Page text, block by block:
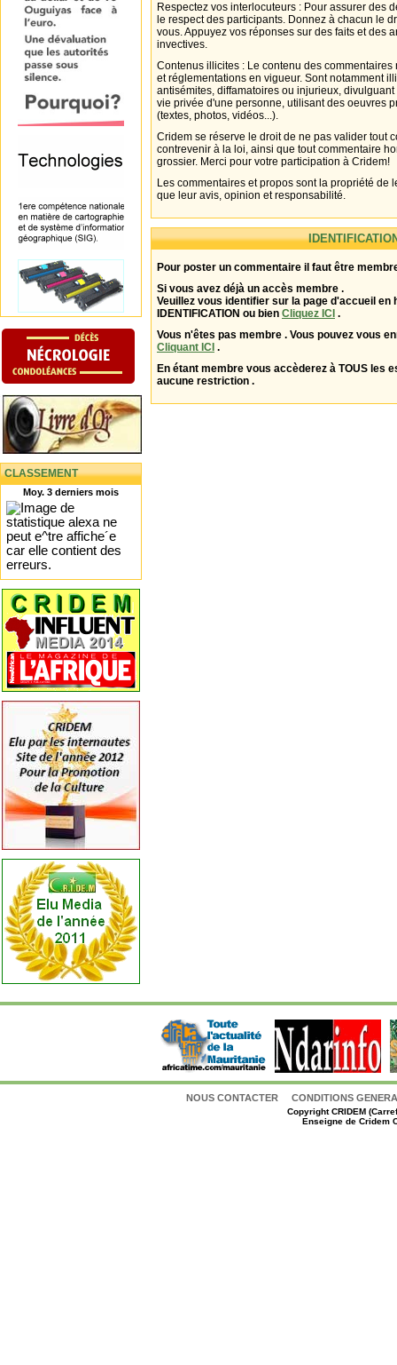
CLASSEMENT
Moy. 3 derniers mois
Respectez vos interlocuteurs : Pour assurer des
le respect des participants. Donnez à chacun le
vous. Appuyez vos réponses sur des faits et des
invectives.
Contenus illicites : Le contenu des
et réglementations en vigueur. Sont notamment
antisémites, diffamatoires ou injurieux,
vie privée d'une personne, utilisant des oeuvres
(textes, photos, vidéos...).
Cridem se réserve le droit de ne pas valider tout
contrevenir à la loi, ainsi que tout commentaire
grossier. Merci pour votre participation à Cridem!
Les commentaires et propos sont la propriété de
que leur avis, opinion et responsabilité.
Pour poster un commentaire il faut être
Si vous avez déjà un accès membre .
Veuillez vous identifier sur la page d'accueil en
IDENTIFICATION ou bien Cliquez ICI .
Vous n'êtes pas membre . Vous pouvez vous
Cliquant ICI .
En étant membre vous accèderez à TOUS les
aucune restriction .
NOUS CONTACTER CONDITIONS
CopyrightCRIDEM
Enseigne de Cridem